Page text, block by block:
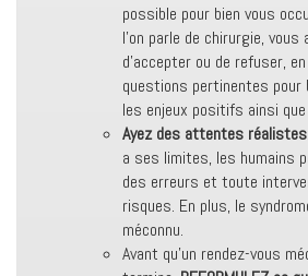
possible pour bien vous
l’on parle de chirurgie, vous
d’accepter ou de refuser,
questions pertinentes pour
les enjeux positifs ainsi
Ayez des attentes réalistes
a ses limites, les humains
des erreurs et toute
risques. En plus, le
méconnu.
Avant qu’un rendez-vous